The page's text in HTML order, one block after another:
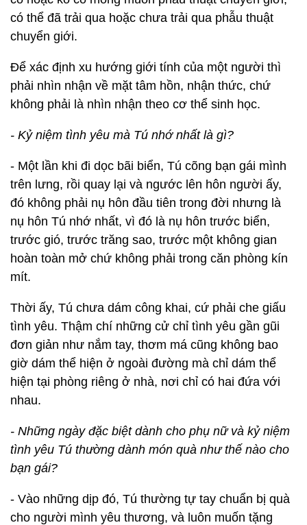
có thể đã trải qua hoặc chưa trải qua phẫu thuật
chuyển giới.
Để xác định xu hướng giới tính của một người thì
phải nhìn nhận về mặt tâm hồn, nhận thức, chứ
không phải là nhìn nhận theo cơ thể sinh học.
- Kỷ niệm tình yêu mà Tú nhớ nhất là gì?
- Một lần khi đi dọc bãi biển, Tú cõng bạn gái mình
trên lưng, rồi quay lại và ngước lên hôn người ấy,
đó không phải nụ hôn đầu tiên trong đời nhưng là
nụ hôn Tú nhớ nhất, vì đó là nụ hôn trước biển,
trước gió, trước trăng sao, trước một không gian
hoàn toàn mở chứ không phải trong căn phòng kín
mít.
Thời ấy, Tú chưa dám công khai, cứ phải che giấu
tình yêu. Thậm chí những cử chỉ tình yêu gần gũi
đơn giản như nắm tay, thơm má cũng không bao
giờ dám thể hiện ở ngoài đường mà chỉ dám thể
hiện tại phòng riêng ở nhà, nơi chỉ có hai đứa với
nhau.
- Những ngày đặc biệt dành cho phụ nữ và kỷ niệm
tình yêu Tú thường dành món quà như thế nào cho
bạn gái?
- Vào những dịp đó, Tú thường tự tay chuẩn bị quà
cho người mình yêu thương, và luôn muốn tặng